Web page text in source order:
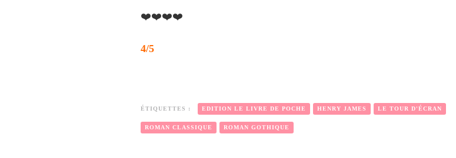
❤️❤️❤️❤️
4/5
ÉTIQUETTES : EDITION LE LIVRE DE POCHE HENRY JAMES LE TOUR D'ÉCRAN
ROMAN CLASSIQUE ROMAN GOTHIQUE